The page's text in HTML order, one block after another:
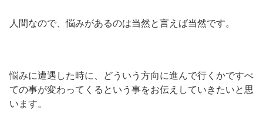
人間なので、悩みがあるのは当然と言えば当然です。
悩みに遭遇した時に、どういう方向に進んで行くかですべ
ての事が変わってくるという事をお伝えしていきたいと思
います。